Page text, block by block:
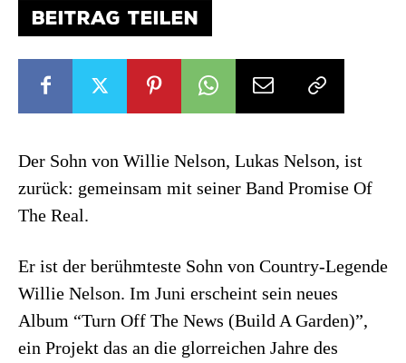
BEITRAG TEILEN
Der Sohn von Willie Nelson, Lukas Nelson, ist
zurück: gemeinsam mit seiner Band Promise Of
The Real.
Er ist der berühmteste Sohn von Country-Legende
Willie Nelson. Im Juni erscheint sein neues
Album “Turn Off The News (Build A Garden)”,
ein Projekt das an die glorreichen Jahre des